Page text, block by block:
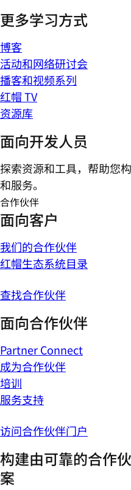
更多学习方式
博客
活动和网络研讨会
播客和视频系列
红帽 TV
资源库
面向开发人员
探索资源和工具，帮助您
和服务。
合作伙伴
面向客户
我们的合作伙伴
红帽生态系统目录
查找合作伙伴
面向合作伙伴
Partner Connect
成为合作伙伴
培训
服务支持
访问合作伙伴门户
构建由可靠的合作
案